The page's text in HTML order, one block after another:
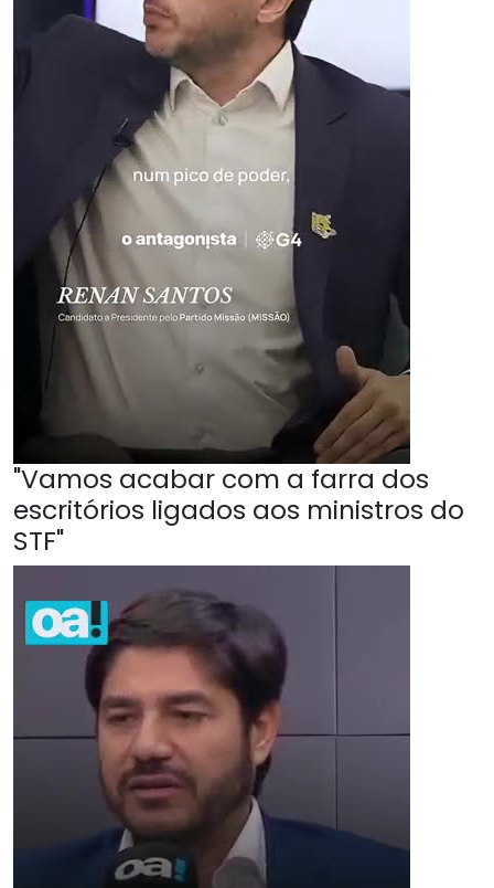
"Vamos acabar com a farra dos
escritórios ligados aos ministros do
STF"